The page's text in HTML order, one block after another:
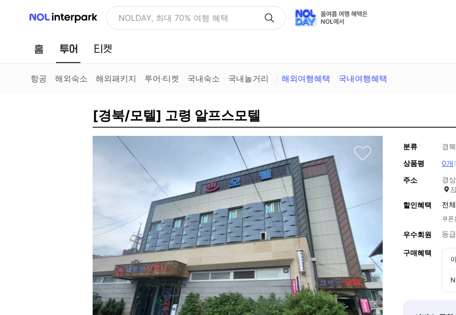
NOL 인터파크 NOLDAY, 최대 70% 여행 혜택
홈 투어
항공 해외숙소 해외패키지 투어·티켓 국내숙소 국내놀거리 해외여행혜택 국내여행혜택
[경북/모텔] 고령 알프스모텔
분류
경
상품평
0개
주소
경
할인혜택 전
쿠폰
우수회원 등
구매혜택